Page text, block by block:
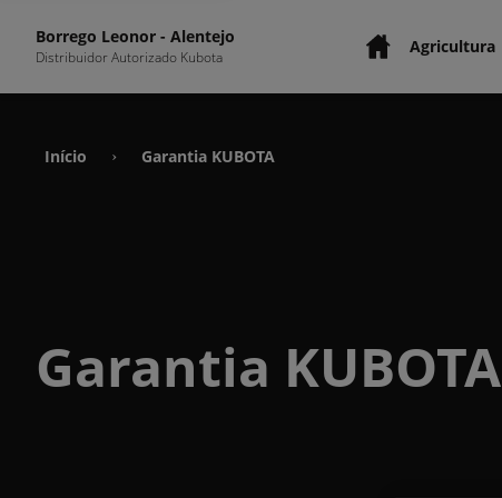
Borrego Leonor - Alentejo
Distribuidor Autorizado Kubota Agricultura
Início › Garantia KUBOTA
Garantia KUBOTA